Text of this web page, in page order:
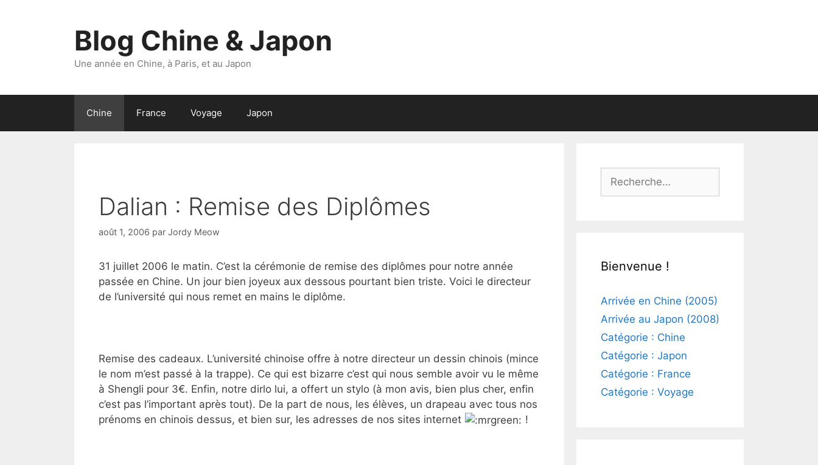
Blog Chine & Japon
Une année en Chine, à Paris, et au Japon
Chine France Voyage Japon
Dalian : Remise des Diplômes
août 1, 2006 par Jordy Meow
31 juillet 2006 le matin. C’est la cérémonie de remise des diplômes pour notre année
passée en Chine. Un jour bien joyeux aux dessous pourtant bien triste. Voici le directeur
de l’université qui nous remet en mains le diplôme.
Remise des cadeaux. L’université chinoise offre à notre directeur un dessin chinois (mince
le nom m’est passé à la trappe). Ce qui est bizarre c’est qui nous semble avoir vu le même
à Shengli pour 3€. Enfin, notre dirlo lui, a offert un stylo (à mon avis, bien plus cher, enfin
c’est pas l’important après tout). De la part de nous, les élèves, un drapeau avec tous nos
prénoms en chinois dessus, et bien sur, les adresses de nos sites internet
!
Rechercher :
Bienvenue !
Arrivée en Chine (2005)
Arrivée au Japon (2008)
Catégorie : Chine
Catégorie : Japon
Catégorie : France
Catégorie : Voyage